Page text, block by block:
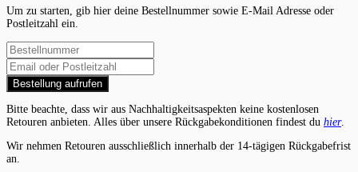
Um zu starten, gib hier deine Bestellnummer sowie E-Mail Adresse oder
Postleitzahl ein.
Bestellung aufrufen
Bitte beachte, dass wir aus Nachhaltigkeitsaspekten keine kostenlosen
Retouren anbieten. Alles über unsere Rückgabekonditionen findest du hier.
Wir nehmen Retouren ausschließlich innerhalb der 14-tägigen Rückgabefrist
an.